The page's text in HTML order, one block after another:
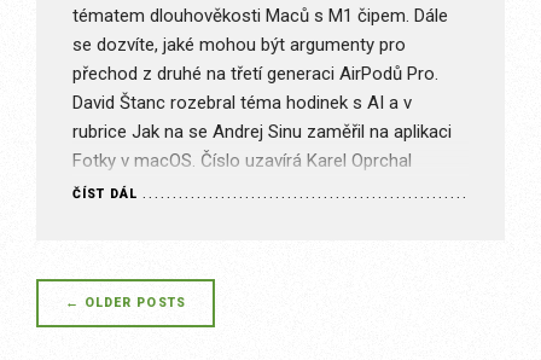
tématem dlouhověkosti Maců s M1 čipem. Dále
se dozvíte, jaké mohou být argumenty pro
přechod z druhé na třetí generaci AirPodů Pro.
David Štanc rozebral téma hodinek s AI a v
rubrice Jak na se Andrej Sinu zaměřil na aplikaci
Fotky v macOS. Číslo uzavírá Karel Oprchal
aktuálním…
ČÍST DÁL
Posts
← OLDER POSTS